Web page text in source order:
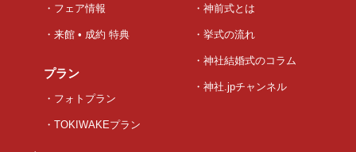
・フェア情報
・来館 • 成約 特典
プラン
・フォトプラン
・TOKIWAKEプラン
・神前式とは
・挙式の流れ
・神社結婚式のコラム
・神社.jpチャンネル